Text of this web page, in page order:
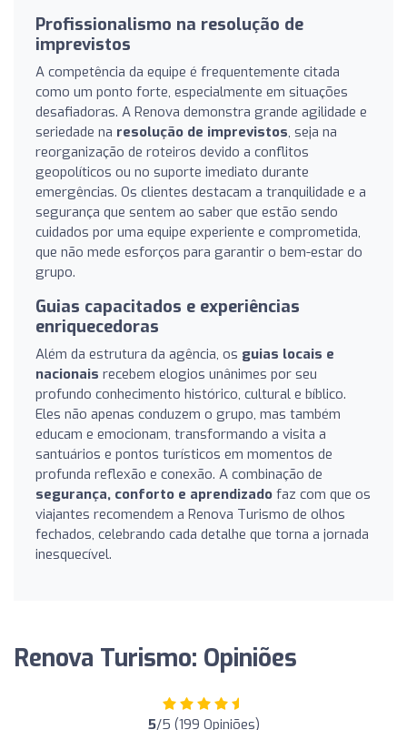
Profissionalismo na resolução de
imprevistos
A competência da equipe é frequentemente citada
como um ponto forte, especialmente em situações
desafiadoras. A Renova demonstra grande agilidade e
seriedade na resolução de imprevistos, seja na
reorganização de roteiros devido a conflitos
geopolíticos ou no suporte imediato durante
emergências. Os clientes destacam a tranquilidade e a
segurança que sentem ao saber que estão sendo
cuidados por uma equipe experiente e comprometida,
que não mede esforços para garantir o bem-estar do
grupo.
Guias capacitados e experiências
enriquecedoras
Além da estrutura da agência, os guias locais e
nacionais recebem elogios unânimes por seu
profundo conhecimento histórico, cultural e bíblico.
Eles não apenas conduzem o grupo, mas também
educam e emocionam, transformando a visita a
santuários e pontos turísticos em momentos de
profunda reflexão e conexão. A combinação de
segurança, conforto e aprendizado faz com que os
viajantes recomendem a Renova Turismo de olhos
fechados, celebrando cada detalhe que torna a jornada
inesquecível.
Renova Turismo: Opiniões
5/5 (199 Opiniões)